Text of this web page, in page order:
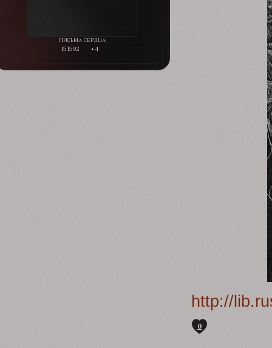
151592 +4
http://
0